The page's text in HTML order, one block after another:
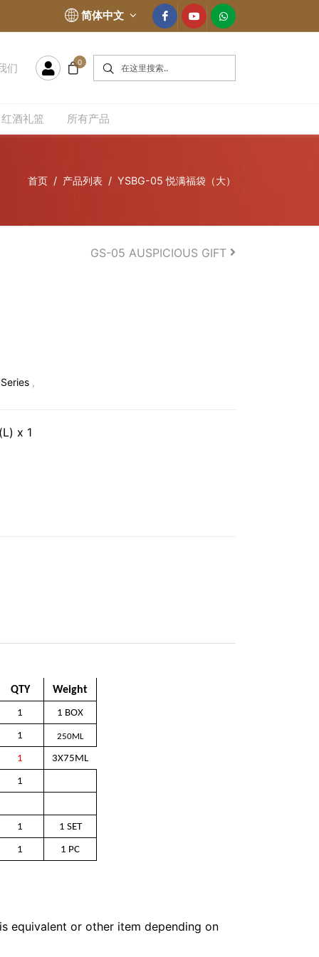
简体中文
们 0
红酒礼篮 所有产品
首页 产品列表 YSBG-05 悦满福袋（大）
GS-05 AUSPICIOUS GIFT
,
x 1
QTY Weight
1 1 BOX
1 250ML
1 3X75ML
1
1 1 SET
1 1 PC
equivalent or other item depending on